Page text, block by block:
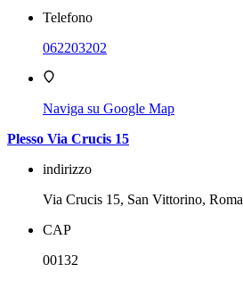
Telefono
062203202
Naviga su Google Map
Plesso Via Crucis 15
indirizzo
Via Crucis 15, San Vittorino, Roma
CAP
00132